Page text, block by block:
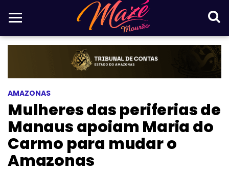
AMAZONAS
Mulheres das periferias de
Manaus apoiam Maria do
Carmo para mudar o
Amazonas